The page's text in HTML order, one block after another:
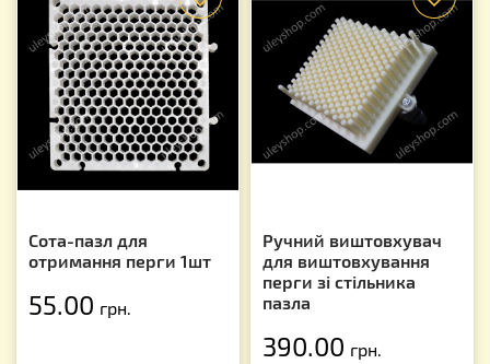
Сота-пазл для
отримання перги 1шт
55.00 грн.
Ручний виштовхувач
для виштовхування
перги зі стільника
пазла
390.00 грн.